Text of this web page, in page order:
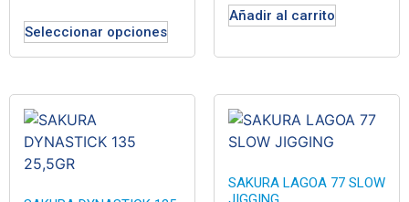
Seleccionar opciones
Añadir al carrito
SAKURA LAGOA 77 SLOW